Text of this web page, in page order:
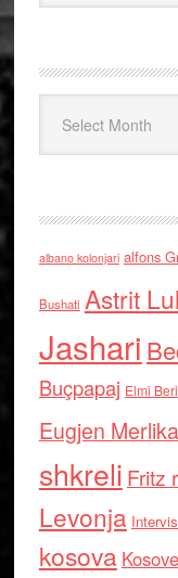
albano kolonjari alfons
Bushati Astrit
Jashari
Buçpapaj Elmi
Eugjen Merlika
shkreli Fritz
Levonja
kosova Kosove